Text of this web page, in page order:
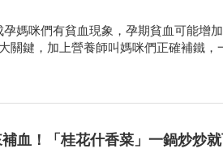
媽咪們有貧血現象，孕期貧血可能增
關鍵，加上營養師叫媽咪們正確補鐵，
血！「桂花什香菜」一鍋炒炒